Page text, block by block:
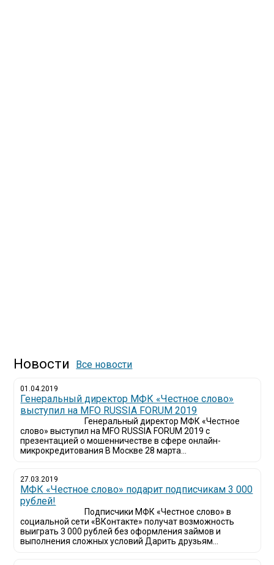
Новости Все новости
01.04.2019
Генеральный директор МФК «Честное слово»
выступил на MFO RUSSIA FORUM 2019
Генеральный директор МФК «Честное
слово» выступил на MFO RUSSIA FORUM 2019 с
презентацией о мошенничестве в сфере онлайн-
микрокредитования В Москве 28 марта...
27.03.2019
МФК «Честное слово» подарит подписчикам 3 000
рублей!
Подписчики МФК «Честное слово» в
социальной сети «ВКонтакте» получат возможность
выиграть 3 000 рублей без оформления займов и
выполнения сложных условий Дарить друзьям...